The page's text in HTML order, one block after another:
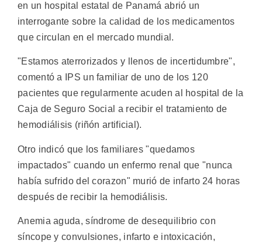
en un hospital estatal de Panamá abrió un
interrogante sobre la calidad de los medicamentos
que circulan en el mercado mundial.
"Estamos aterrorizados y llenos de incertidumbre",
comentó a IPS un familiar de uno de los 120
pacientes que regularmente acuden al hospital de la
Caja de Seguro Social a recibir el tratamiento de
hemodiálisis (riñón artificial).
Otro indicó que los familiares "quedamos
impactados" cuando un enfermo renal que "nunca
había sufrido del corazon" murió de infarto 24 horas
después de recibir la hemodiálisis.
Anemia aguda, síndrome de desequilibrio con
síncope y convulsiones, infarto e intoxicación,